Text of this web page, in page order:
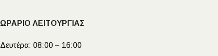
ΩΡΑΡΙΟ ΛΕΙΤΟΥΡΓΙΑΣ
Δευτέρα: 08:00 – 16:00